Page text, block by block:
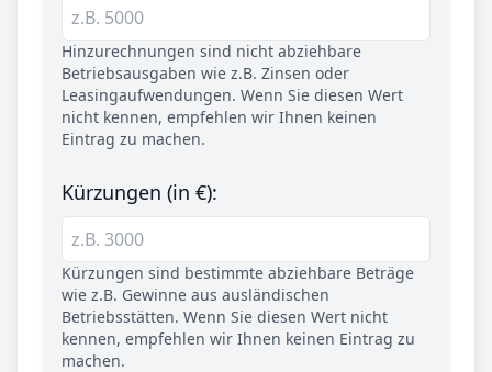
Hinzurechnungen sind nicht abziehbare
Betriebsausgaben wie z.B. Zinsen oder
Leasingaufwendungen. Wenn Sie diesen Wert
nicht kennen, empfehlen wir Ihnen keinen
Eintrag zu machen.
Kürzungen (in €):
Kürzungen sind bestimmte abziehbare Beträge
wie z.B. Gewinne aus ausländischen
Betriebsstätten. Wenn Sie diesen Wert nicht
kennen, empfehlen wir Ihnen keinen Eintrag zu
machen.